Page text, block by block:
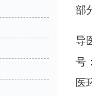
部
导
号
医